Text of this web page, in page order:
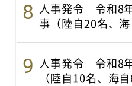
人事発令 令和8
事（陸自20名、海
人事発令 令和8
（陸自10名、海